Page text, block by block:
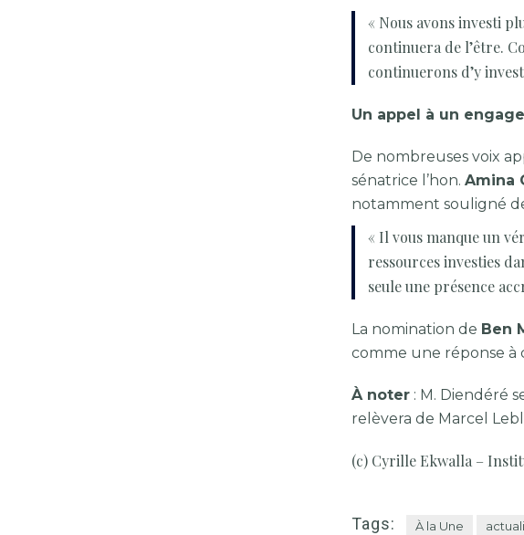
« Nous avons investi
continuera de l’être.
continuerons d’y
Un appel à un
De nombreuses voix
sénatrice l’hon. Amina
notamment souligné
« Il vous manque un
ressources investies
seule une présence
La nomination de Ben
comme une réponse
À noter: M. Diendéré
relèvera de Marcel
(c) Cyrille Ekwalla –
Tags: À la Une